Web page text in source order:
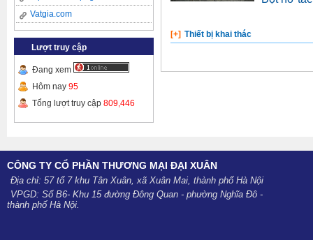
Vatgia.com
Lượt truy cập
Đang xem
Hôm nay 95
Tổng lượt truy cập 809,446
[+] Thiết bị khai thác
CÔNG TY CỔ PHẦN THƯƠNG MẠI ĐẠI XUÂN
Địa chỉ: 57 tổ 7 khu Tân Xuân, xã Xuân Mai, thành phố Hà Nội
VPGD: Số B6- Khu 15 đường Đông Quan - phường Nghĩa Đô -
thành phố Hà Nội.